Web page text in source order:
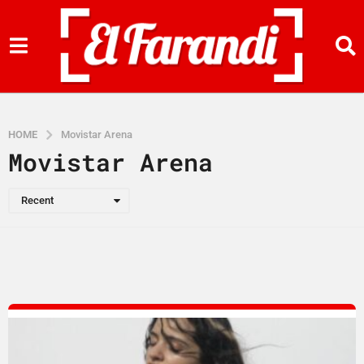
HOME Movistar Arena
Movistar Arena
Recent